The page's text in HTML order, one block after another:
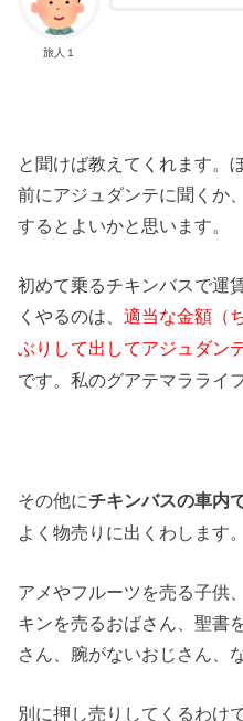
旅人１
と聞けば教えてくれます。
前にアジュダンテに聞くか
するとよいかと思います。
初めて乗るチキンバスで運
くやるのは、適当な金額（
ぶりして出してアジュダン
です。私のグアテマラライ
その他にチキンバスの車内
よく物売りに出くわします。
アメやフルーツを売る子供
キンを売るおばさん、聖書
さん、腕がないおじさん、
別に押し売りしてくるわけ